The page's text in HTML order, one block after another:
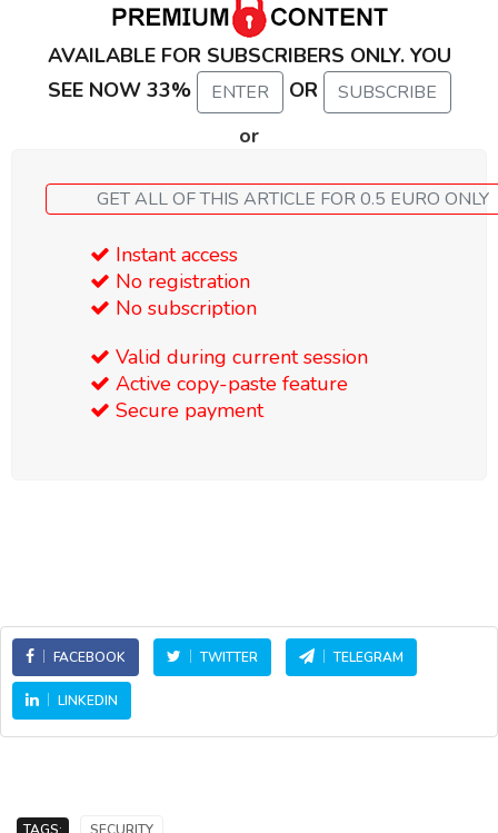
AVAILABLE FOR SUBSCRIBERS ONLY. YOU
SEE NOW 33%
ENTER OR SUBSCRIBE
or
GET ALL OF THIS ARTICLE FOR 0.5 EURO ONLY
Instant access
No registration
No subscription
Valid during current session
Active copy-paste feature
Secure payment
FACEBOOK TWITTER TELEGRAM
LINKEDIN